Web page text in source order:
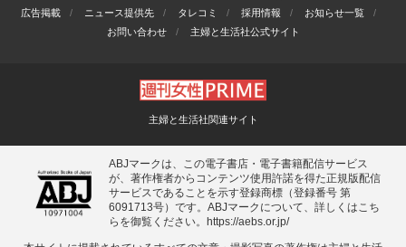
広告掲載
ニュース提供先 タレコミ 採用情報
お知らせ一覧
お問い合わせ
主婦と生活社公式サイト
主婦と生活社関連サイト
ABJマークは、この電子書店・電子書籍配信サービス
が、著作権者からコンテンツ使用許諾を得た正規版配信
サービスであることを示す登録商標（登録番号 第
6091713号）です。ABJマークについて、詳しくはこち
らを御覧ください。
https://aebs.or.jp/